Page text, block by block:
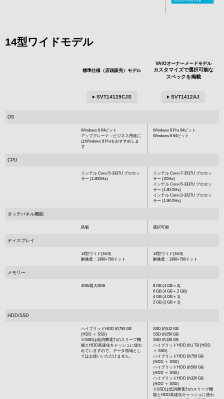
14型ワイドモデル
標準仕様（店頭販売）モデル
VAIOオーナーメードモデル
カスタマイズで選択可能な
スペックを掲載
SVT14129CJS SVT1412AJ
OS
Windows 8 64ビット
アップグレード：ビジネス用途に
はWindows 8 Proをおすすめしま
す
Windows 8 Pro 64ビット
Windows 8 64ビット
CPU
インテル Core i5-3337U プロセッ
サー (1.80GHz)
インテル Core i7-3537U プロセッ
サー (2GHz)
インテル Core i5-3337U プロセッ
サー (1.80 GHz)
インテル Core i3-3227U プロセッ
サー (1.90 GHz)
タッチパネル機能
搭載 選択可能
ディスプレイ
14型ワイド(16:9)
解像度：1366×768ドット
14型ワイド(16:9)
解像度：1366×768ドット
メモリー
4GB/最大8GB
8 GB (4 GB × 2)
6 GB (4 GB + 2 GB)
4 GB (4 GB × 1)
2 GB (2 GB × 1)
HDD/SSD
ハイブリッドHDD 約750 GB
(HDD ＋ SSD)
※SSDは低消費電力のスリープ機
能とHDD高速化キャッシュに使わ
れていますので、データ領域とし
てはお使いいただけません。
SSD 約512 GB
SSD 約256 GB
SSD 約128 GB
ハイブリッドHDD 約1 TB (HDD
＋ SSD)
ハイブリッドHDD 約750 GB
(HDD ＋ SSD)
ハイブリッドHDD 約500 GB
(HDD ＋ SSD)
ハイブリッドHDD 約320 GB
(HDD ＋ SSD)
※SSDは低消費電力のスリープ機
能とHDD高速化キャッシュに使わ